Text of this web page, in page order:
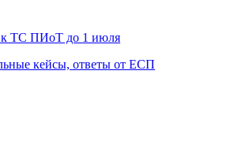
к ТС ПИоТ до 1 июля
кейсы, ответы от ЕСП